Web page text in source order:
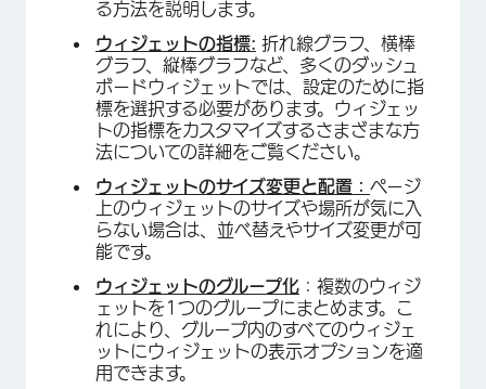
る方法を説明します。
ウィジェットの指標: 折れ線グラフ、横棒
グラフ、縦棒グラフなど、多くのダッシュ
ボードウィジェットでは、設定のために指
標を選択する必要があります。ウィジェッ
トの指標をカスタマイズするさまざまな方
法についての詳細をご覧ください。
ウィジェットのサイズ変更と配置： ページ
上のウィジェットのサイズや場所が気に入
らない場合は、並べ替えやサイズ変更が可
能です。
ウィジェットのグループ化 ：複数のウィジ
ェットを1つのグループにまとめます。こ
れにより、グループ内のすべてのウィジェ
ットにウィジェットの表示オプションを適
用できます。